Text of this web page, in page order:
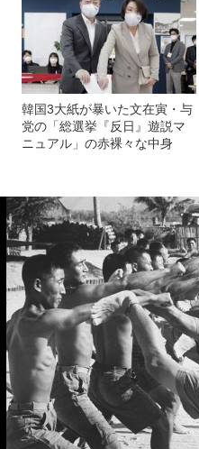
韓国3大紙が暴いた文在寅・与
党の「総選挙『反日』遊説マ
ニュアル」の赤裸々な中身